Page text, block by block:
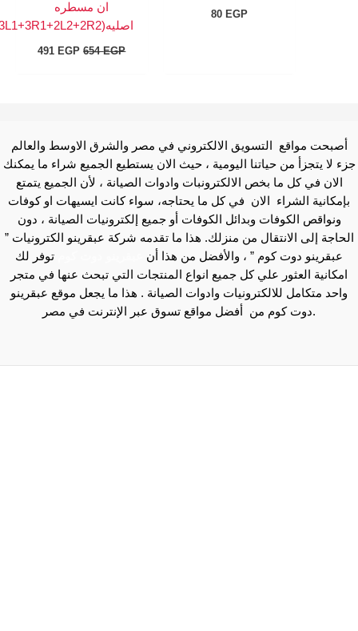
80EGP
ان مسطره
اصليه(3L1+3R1+2L2+2R2)
654EGP
491EGP
أصبحت مواقع التسويق الالكتروني في مصر والشرق الاوسط والعالم
لا يتجزأ من حياتنا اليومية ، حيث الان يستطيع الجميع شراء ما يمكنك
الان في كل ما بخص الالكترونبات وادوات الصيانة ، لأن الجميع يتمتع
بإمكانية الشراء الان في كل ما يحتاجه، سواء كانت ايسيهات او كوفات
ونواقص الكوفات وبدائل الكوفات أو جميع إلكترونيات الصيانة ، دون
الحاجة إلى الانتقال من منزلك. هذا ما تقدمه شركة عبقرينو الكترونيات ”
عبقرينو دوت كوم ” ، والأفضل من هذا أنعبقرينو دوت كوم
توفر لك
امكانية العثور علي كل جميع انواع المنتجات التي تبحث عنها في متجر
واحد متكامل للالكترونيات وادوات الصيانة . هذا ما يجعل موقع عبقرينو